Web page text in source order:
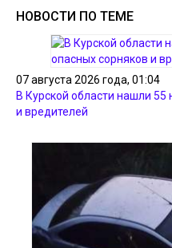
НОВОСТИ ПО ТЕМЕ
07 августа 2026 года, 01:04
В Курской области нашли 55
и вредителей